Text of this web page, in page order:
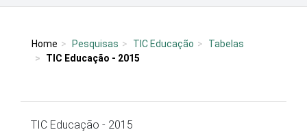
Home Pesquisas TIC Educação
Tabelas
TIC Educação - 2015
TIC Educação - 2015